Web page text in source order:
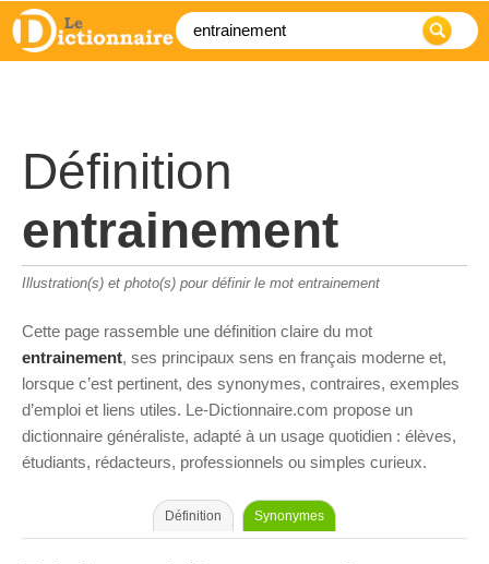
Définition
entrainement
Illustration(s) et photo(s) pour définir le mot entrainement
Cette page rassemble une définition claire du mot
entrainement, ses principaux sens en français moderne et,
lorsque c’est pertinent, des synonymes, contraires, exemples
d’emploi et liens utiles. Le-Dictionnaire.com propose un
dictionnaire généraliste, adapté à un usage quotidien : élèves,
étudiants, rédacteurs, professionnels ou simples curieux.
Définition Synonymes